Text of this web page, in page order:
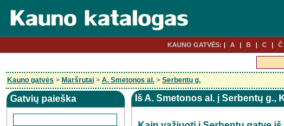
KAUNO GATVĖS: A B C Č
Kauno gatvės > Maršrutai > A. Smetonos al. > Serbentų g.
Gatvių paieška Iš A. Smetonos al. į Serbentų g.,